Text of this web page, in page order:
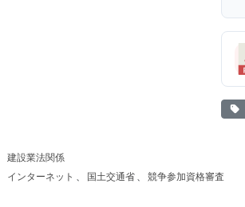
建設業法関係
インターネット 、 国土交通省 、 競争参加資格審査